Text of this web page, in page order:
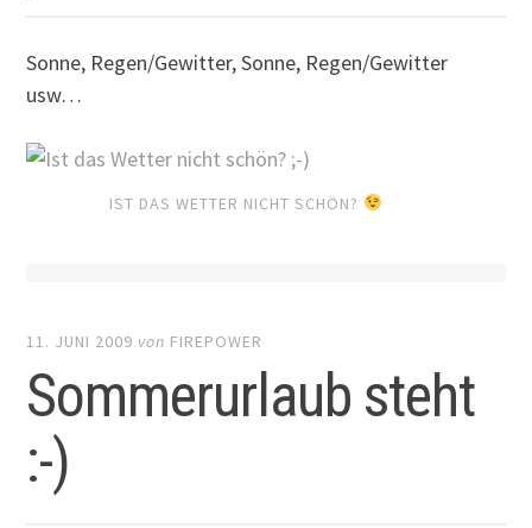
Sonne, Regen/Gewitter, Sonne, Regen/Gewitter
usw…
IST DAS WETTER NICHT SCHÖN?
11. JUNI 2009 von FIREPOWER
Sommerurlaub steht
:-)